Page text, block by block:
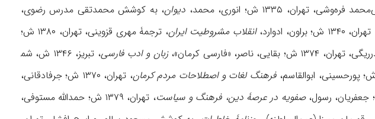
تهران، ۱۳۳۵ ش؛ انوری، محمد، دیوان، به کوشش محمدتقی مدرس رضوی،
ادوارد، انقلاب مشروطیت ایران
، ترجمۀ مهری قزوینی، تهران، ۱۳۸۰ ش؛
ناصر، «فارسی کرمان»، زبان و ادب فارسی
، تبریز، ۱۳۴۶ ش، شم‍
فرهنگ لغات و اصطلاحات مردم کرمان
، تهران، ۱۳۷۰ ش؛ جرفادقانی،
صفویه در عرصۀ دین، فرهنگ و سیاست، تهران، ۱۳۷۹ ش؛ حمدالله مستوفی،